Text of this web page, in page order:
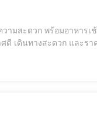
เดินทางสะดวก และรา